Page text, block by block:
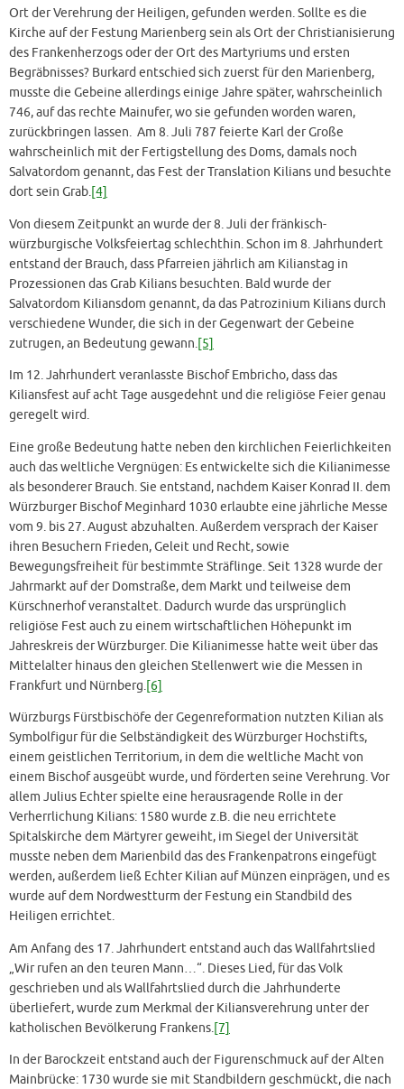
Ort der Verehrung der Heiligen, gefunden werden. Sollte es die
Kirche auf der Festung Marienberg sein als Ort der Christianisierung
des Frankenherzogs oder der Ort des Martyriums und ersten
Begräbnisses? Burkard entschied sich zuerst für den Marienberg,
musste die Gebeine allerdings einige Jahre später, wahrscheinlich
746, auf das rechte Mainufer, wo sie gefunden worden waren,
zurückbringen lassen. Am 8. Juli 787 feierte Karl der Große
wahrscheinlich mit der Fertigstellung des Doms, damals noch
Salvatordom genannt, das Fest der Translation Kilians und besuchte
dort sein Grab. [4]
Von diesem Zeitpunkt an wurde der 8. Juli der fränkisch-
würzburgische Volksfeiertag schlechthin. Schon im 8. Jahrhundert
entstand der Brauch, dass Pfarreien jährlich am Kilianstag in
Prozessionen das Grab Kilians besuchten. Bald wurde der
Salvatordom Kiliansdom genannt, da das Patrozinium Kilians durch
verschiedene Wunder, die sich in der Gegenwart der Gebeine
zutrugen, an Bedeutung gewann.[5]
Im 12. Jahrhundert veranlasste Bischof Embricho, dass das
Kiliansfest auf acht Tage ausgedehnt und die religiöse Feier genau
geregelt wird.
Eine große Bedeutung hatte neben den kirchlichen Feierlichkeiten
auch das weltliche Vergnügen: Es entwickelte sich die Kilianimesse
als besonderer Brauch. Sie entstand, nachdem Kaiser Konrad II. dem
Würzburger Bischof Meginhard 1030 erlaubte eine jährliche Messe
vom 9. bis 27. August abzuhalten. Außerdem versprach der Kaiser
ihren Besuchern Frieden, Geleit und Recht, sowie
Bewegungsfreiheit für bestimmte Sträflinge. Seit 1328 wurde der
Jahrmarkt auf der Domstraße, dem Markt und teilweise dem
Kürschnerhof veranstaltet. Dadurch wurde das ursprünglich
religiöse Fest auch zu einem wirtschaftlichen Höhepunkt im
Jahreskreis der Würzburger. Die Kilianimesse hatte weit über das
Mittelalter hinaus den gleichen Stellenwert wie die Messen in
Frankfurt und Nürnberg.[6]
Würzburgs Fürstbischöfe der Gegenreformation nutzten Kilian als
Symbolfigur für die Selbständigkeit des Würzburger Hochstifts,
einem geistlichen Territorium, in dem die weltliche Macht von
einem Bischof ausgeübt wurde, und förderten seine Verehrung. Vor
allem Julius Echter spielte eine herausragende Rolle in der
Verherrlichung Kilians: 1580 wurde z.B. die neu errichtete
Spitalskirche dem Märtyrer geweiht, im Siegel der Universität
musste neben dem Marienbild das des Frankenpatrons eingefügt
werden, außerdem ließ Echter Kilian auf Münzen einprägen, und es
wurde auf dem Nordwestturm der Festung ein Standbild des
Heiligen errichtet.
Am Anfang des 17. Jahrhundert entstand auch das Wallfahrtslied
„Wir rufen an den teuren Mann…“. Dieses Lied, für das Volk
geschrieben und als Wallfahrtslied durch die Jahrhunderte
überliefert, wurde zum Merkmal der Kiliansverehrung unter der
katholischen Bevölkerung Frankens.[7]
In der Barockzeit entstand auch der Figurenschmuck auf der Alten
Mainbrücke: 1730 wurde sie mit Standbildern geschmückt, die nach